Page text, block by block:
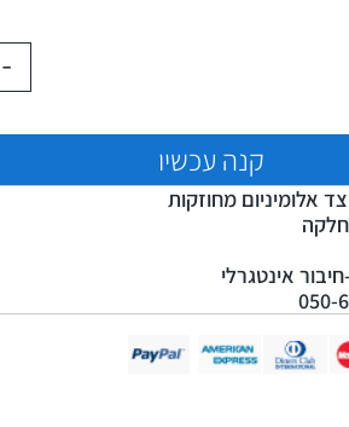
-
קנה עכשיו
אלומיניום מחוזקות
אינטגרלי